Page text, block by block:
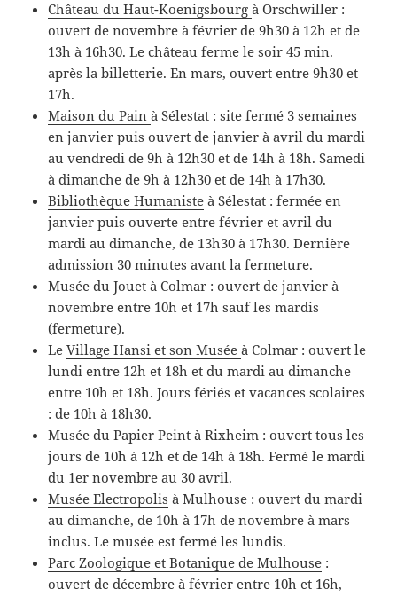
Château du Haut-Koenigsbourgà Orschwiller :
ouvert de novembre à février de 9h30 à 12h et de
13h à 16h30. Le château ferme le soir 45 min.
après la billetterie. En mars, ouvert entre 9h30 et
17h.
Maison du Painà Sélestat : site fermé 3 semaines
en janvier puis ouvert de janvier à avril du mardi
au vendredi de 9h à 12h30 et de 14h à 18h. Samedi
à dimanche de 9h à 12h30 et de 14h à 17h30.
Bibliothèque Humaniste à Sélestat : fermée en
janvier puis ouverte entre février et avril du
mardi au dimanche, de 13h30 à 17h30. Dernière
admission 30 minutes avant la fermeture.
Musée du Jouet à Colmar : ouvert de janvier à
novembre entre 10h et 17h sauf les mardis
(fermeture).
LeVillage Hansi et son Muséeà Colmar : ouvert le
lundi entre 12h et 18h et du mardi au dimanche
entre 10h et 18h. Jours fériés et vacances scolaires
: de 10h à 18h30.
Musée du Papier Peintà Rixheim : ouvert tous les
jours de 10h à 12h et de 14h à 18h. Fermé le mardi
du 1er novembre au 30 avril.
Musée Electropolis à Mulhouse : ouvert du mardi
au dimanche, de 10h à 17h de novembre à mars
inclus. Le musée est fermé les lundis.
Parc Zoologique et Botanique de Mulhouse :
ouvert de décembre à février entre 10h et 16h,